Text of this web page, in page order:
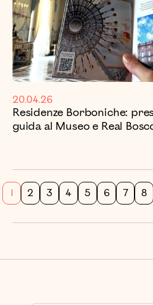
20.04.26
Residenze Borboniche:
guida al Museo e Real
1 2 3 4 5 6 7 8